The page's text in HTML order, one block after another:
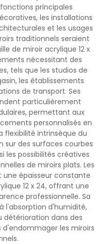
principales
les installations
et les usages
traditionnels seraient
de miroir acrylique 12 x
nécessitant des
tels que les studios de
les établissements
de transport. Ses
particulièrement
permettant aux
personnalisés en
flexibilité intrinsèque du
des surfaces courbes
les possibilités créatives
de miroirs plats. Les
épaisseur constante
12 x 24, offrant une
professionnelle. Sa
l'absorption d'humidité,
dans des
les miroirs